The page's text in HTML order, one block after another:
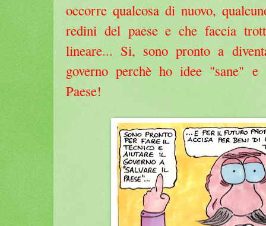
occorre qualcosa di nuovo,
redini del paese e che faccia
lineare... Si, sono pronto a
governo perchè ho idee "sane" e
Paese!